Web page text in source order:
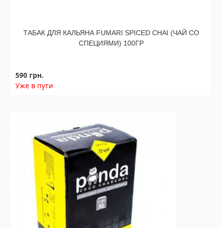
ТАБАК ДЛЯ КАЛЬЯНА FUMARI SPICED CHAI (ЧАЙ СО
СПЕЦИЯМИ) 100ГР
590 грн.
Уже в пути